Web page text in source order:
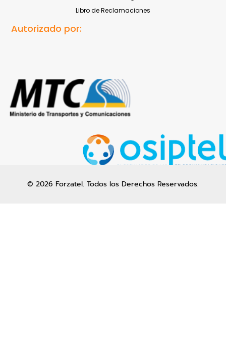
Libro de Reclamaciones
Autorizado por:
© 2026 Forzatel. Todos los Derechos Reservados.